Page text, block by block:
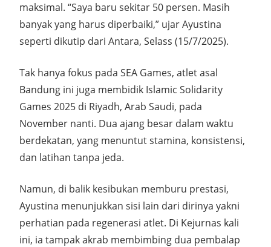
maksimal. “Saya baru sekitar 50 persen. Masih
banyak yang harus diperbaiki,” ujar Ayustina
seperti dikutip dari Antara, Selass (15/7/2025).
Tak hanya fokus pada SEA Games, atlet asal
Bandung ini juga membidik Islamic Solidarity
Games 2025 di Riyadh, Arab Saudi, pada
November nanti. Dua ajang besar dalam waktu
berdekatan, yang menuntut stamina, konsistensi,
dan latihan tanpa jeda.
Namun, di balik kesibukan memburu prestasi,
Ayustina menunjukkan sisi lain dari dirinya yakni
perhatian pada regenerasi atlet. Di Kejurnas kali
ini, ia tampak akrab membimbing dua pembalap